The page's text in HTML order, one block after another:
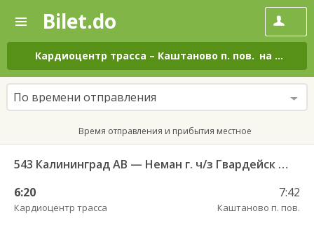
—
Поиск
и
покупка
билетов
на
автобус
онлайн
Bilet.do
Кардиоцентр трасса – Каштаново п. пов. на все дни
По времени отправления
Время отправления и прибытия местное
543 Калининград АВ — Неман г. ч/з Гвардейск КДП, Большаково п.
6:20
Кардиоцентр трасса
7:42
Каштаново п. пов.